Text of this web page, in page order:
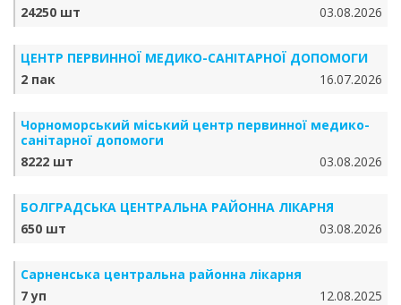
24250 шт
03.08.2026
ЦЕНТР ПЕРВИННОЇ МЕДИКО-САНІТАРНОЇ ДОПОМОГИ
2 пак
16.07.2026
Чорноморський міський центр первинної медико-
санітарної допомоги
8222 шт
03.08.2026
БОЛГРАДСЬКА ЦЕНТРАЛЬНА РАЙОННА ЛІКАРНЯ
650 шт
03.08.2026
Сарненська центральна районна лікарня
7 уп
12.08.2025